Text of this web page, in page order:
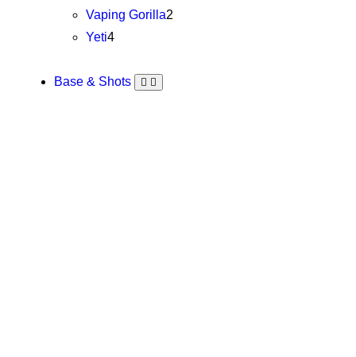
Vaping Gorilla2
Yeti4
Base & Shots